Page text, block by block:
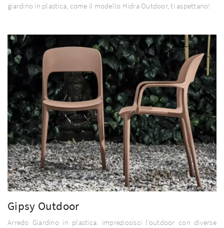
giardino in plastica, come il modello Hidra Outdoor, ti aspettano!
Gipsy Outdoor
Arredo Giardino in plastica: impreziosisci l'outdoor con diverse